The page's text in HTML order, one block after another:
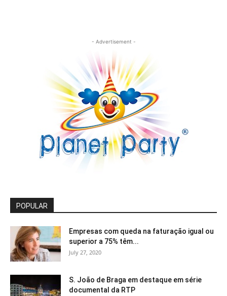
- Advertisement -
POPULAR
Empresas com queda na faturação igual ou
superior a 75% têm...
July 27, 2020
S. João de Braga em destaque em série
documental da RTP